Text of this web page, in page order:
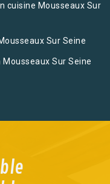
cuisine Mousseaux Sur
Sur Seine
Mousseaux Sur Seine